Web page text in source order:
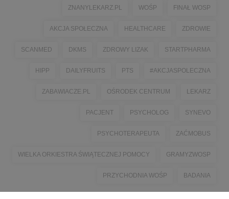
ZNANYLEKARZ.PL WOŚP FINAŁ WOSP
AKCJA SPOŁECZNA HEALTHCARE ZDROWIE
SCANMED DKMS ZDROWY LIZAK STARTPHARMA
HIPP DAILYFRUITS PTS #AKCJASPOLECZNA
ZABAWIACZE.PL OŚRODEK CENTRUM LEKARZ
PACJENT PSYCHOLOG SYNEVO
PSYCHOTERAPEUTA ZAĆMOBUS
WIELKA ORKIESTRA ŚWIĄTECZNEJ POMOCY GRAMYZWOSP
PRZYCHODNIA WOŚP BADANIA